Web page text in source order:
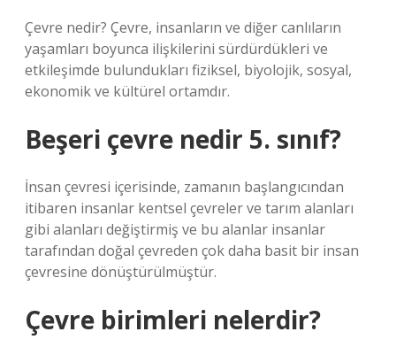
Çevre nedir? Çevre, insanların ve diğer canlıların
yaşamları boyunca ilişkilerini sürdürdükleri ve
etkileşimde bulundukları fiziksel, biyolojik, sosyal,
ekonomik ve kültürel ortamdır.
Beşeri çevre nedir 5. sınıf?
İnsan çevresi içerisinde, zamanın başlangıcından
itibaren insanlar kentsel çevreler ve tarım alanları
gibi alanları değiştirmiş ve bu alanlar insanlar
tarafından doğal çevreden çok daha basit bir insan
çevresine dönüştürülmüştür.
Çevre birimleri nelerdir?